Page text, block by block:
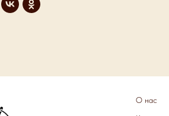
О нас